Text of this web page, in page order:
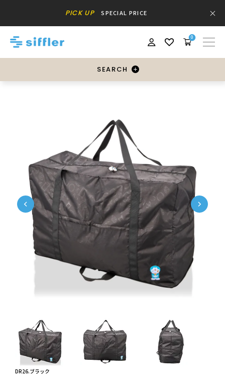
PICK UP SPECIAL PRICE
0
SEARCH
DR26.ブラック